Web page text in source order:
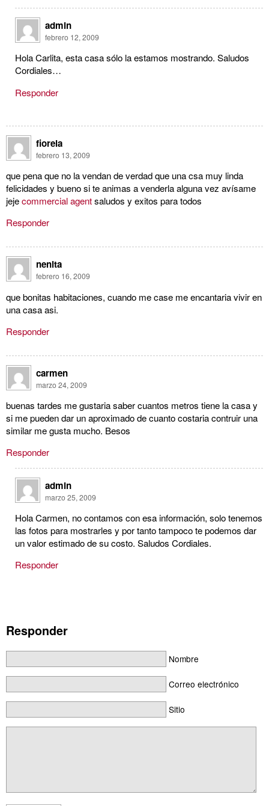
admin
febrero 12, 2009
Hola Carlita, esta casa sólo la estamos mostrando. Saludos
Cordiales…
Responder
fiorela
febrero 13, 2009
que pena que no la vendan de verdad que una csa muy linda
felicidades y bueno si te animas a venderla alguna vez avísame
jejecommercial agentsaludos y exitos para todos
Responder
nenita
febrero 16, 2009
que bonitas habitaciones, cuando me case me encantaria vivir en
una casa asi.
Responder
carmen
marzo 24, 2009
buenas tardes me gustaria saber cuantos metros tiene la casa y
si me pueden dar un aproximado de cuanto costaria contruir una
similar me gusta mucho. Besos
Responder
admin
marzo 25, 2009
Hola Carmen, no contamos con esa información, solo tenemos
las fotos para mostrarles y por tanto tampoco te podemos dar
un valor estimado de su costo. Saludos Cordiales.
Responder
Responder
Nombre
Correo electrónico
Sitio